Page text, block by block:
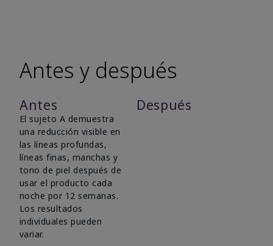
Antes y después
Antes Después
El sujeto A demuestra
una reducción visible en
las líneas profundas,
líneas finas, manchas y
tono de piel después de
usar el producto cada
noche por 12 semanas.
Los resultados
individuales pueden
variar.